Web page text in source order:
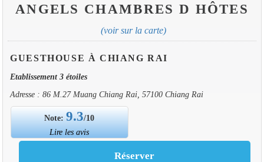
ANGELS CHAMBRES D HÔTES
(voir sur la carte)
GUESTHOUSE À CHIANG RAI
Etablissement 3 étoiles
Adresse : 86 M.27 Muang Chiang Rai, 57100 Chiang Rai
Note:9.3/10
Lire les avis